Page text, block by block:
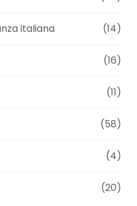
italiana (14)
(16)
(11)
(58)
(4)
(20)